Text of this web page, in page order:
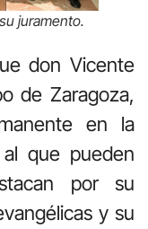
juramento.
don Vicente
de Zaragoza,
en la
que pueden
por su
y su